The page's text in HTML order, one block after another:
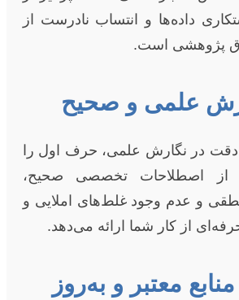
داده‌ها و انتساب نادرست از
پژوهشی است.
علمی و صحیح
دقت در نگارش علمی، حرف اول را
از اصطلاحات تخصصی صحیح،
و عدم وجود غلط‌های املایی و
از کار شما ارائه می‌دهد.
معتبر و به‌روز